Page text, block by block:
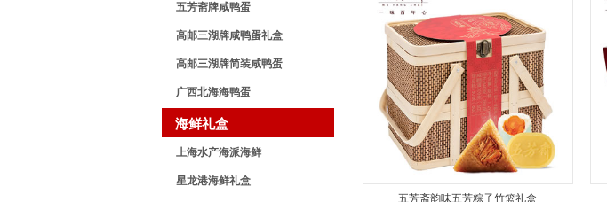
五芳斋牌咸鸭蛋
高邮三湖牌咸鸭蛋礼盒
高邮三湖牌简装咸鸭蛋
广西北海海鸭蛋
海鲜礼盒
上海水产海派海鲜
星龙港海鲜礼盒
五芳斋韵味五芳粽子竹篮礼盒